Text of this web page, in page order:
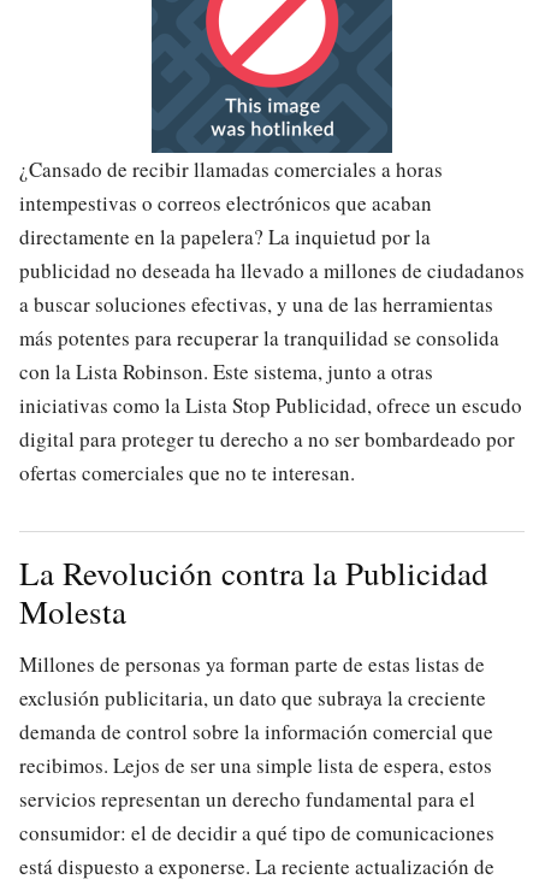
¿Cansado de recibir llamadas comerciales a horas
intempestivas o correos electrónicos que acaban
directamente en la papelera? La inquietud por la
publicidad no deseada ha llevado a millones de ciudadanos
a buscar soluciones efectivas, y una de las herramientas
más potentes para recuperar la tranquilidad se consolida
con la Lista Robinson. Este sistema, junto a otras
iniciativas como la Lista Stop Publicidad, ofrece un escudo
digital para proteger tu derecho a no ser bombardeado por
ofertas comerciales que no te interesan.
La Revolución contra la Publicidad
Molesta
Millones de personas ya forman parte de estas listas de
exclusión publicitaria, un dato que subraya la creciente
demanda de control sobre la información comercial que
recibimos. Lejos de ser una simple lista de espera, estos
servicios representan un derecho fundamental para el
consumidor: el de decidir a qué tipo de comunicaciones
está dispuesto a exponerse. La reciente actualización de